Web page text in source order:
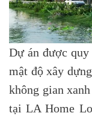
Dự án được
mật độ xây
không gian
tại LA Home